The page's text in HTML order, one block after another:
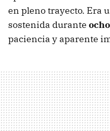
en pleno trayecto. Era
sostenida durante
paciencia y aparente